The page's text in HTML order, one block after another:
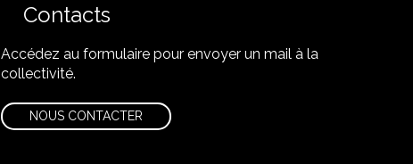
Contacts
Accédez au formulaire pour envoyer un mail à la
collectivité.
NOUS CONTACTER